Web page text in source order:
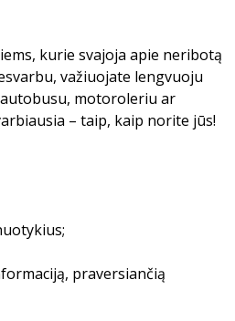
kurie svajoja apie neribotą
važiuojate lengvuoju
motoroleriu ar
– taip, kaip norite jūs!
praversiančią